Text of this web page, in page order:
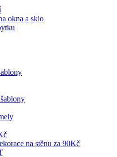
okna a sklo
na stěnu za 90Kč